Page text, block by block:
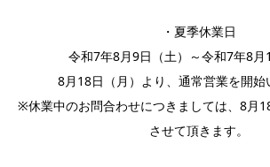
・夏季休業日
令和7年8月9日（土）～令和7年8月
8月18日（月）より、通常営業を開始
※休業中のお問合わせにつきましては、8月
させて頂きます。